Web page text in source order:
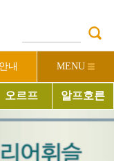
내 MENU
오르프 알프호른